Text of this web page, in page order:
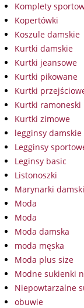
Komplety
Kopertówki
Koszule damskie
Kurtki damskie
Kurtki jeansowe
Kurtki pikowane
Kurtki
Kurtki ramoneski
Kurtki zimowe
legginsy damskie
Legginsy
Leginsy basic
Listonoszki
Marynarki
Moda
Moda
Moda damska
moda męska
Moda plus size
Modne sukienki
Niepowtarzalne
obuwie